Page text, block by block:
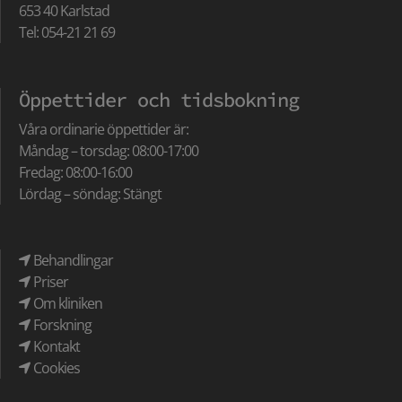
653 40 Karlstad
Tel: 054-21 21 69
Öppettider och tidsbokning
Våra ordinarie öppettider är:
Måndag – torsdag: 08:00-17:00
Fredag: 08:00-16:00
Lördag – söndag: Stängt
Behandlingar
Priser
Om kliniken
Forskning
Kontakt
Cookies